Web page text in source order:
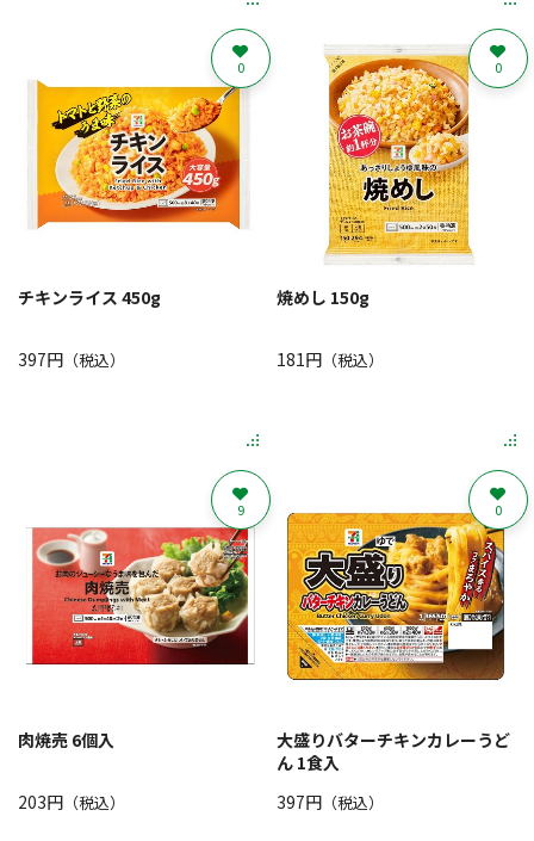
チキンライス 450g
397円 （税込）
0
焼めし 150g
181円（税込）
0
肉焼売 6個入
203円 （税込）
9
大盛りバターチキンカレーうど
ん 1食入
397円（税込）
0